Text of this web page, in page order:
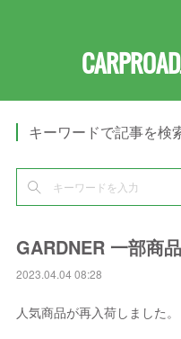
キーワードで記事を検
GARDNER 一部商
2023.04.04 08:28
人気商品が再入荷しました。